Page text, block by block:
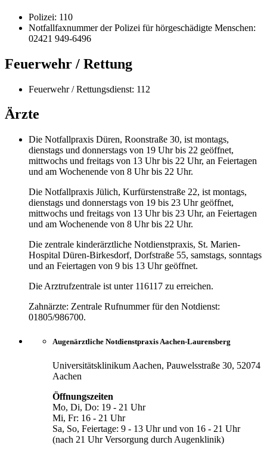
Polizei: 110
Notfallfaxnummer der Polizei für hörgeschädigte Menschen:
02421 949-6496
Feuerwehr / Rettung
Feuerwehr / Rettungsdienst: 112
Ärzte
Die Notfallpraxis Düren, Roonstraße 30, ist montags,
dienstags und donnerstags von 19 Uhr bis 22 geöffnet,
mittwochs und freitags von 13 Uhr bis 22 Uhr, an Feiertagen
und am Wochenende von 8 Uhr bis 22 Uhr.
Die Notfallpraxis Jülich, Kurfürstenstraße 22, ist montags,
dienstags und donnerstags von 19 bis 23 Uhr geöffnet,
mittwochs und freitags von 13 Uhr bis 23 Uhr, an Feiertagen
und am Wochenende von 8 Uhr bis 22 Uhr.
Die zentrale kinderärztliche Notdienstpraxis, St. Marien-
Hospital Düren-Birkesdorf, Dorfstraße 55, samstags, sonntags
und an Feiertagen von 9 bis 13 Uhr geöffnet.
Die Arztrufzentrale ist unter 116117 zu erreichen.
Zahnärzte: Zentrale Rufnummer für den Notdienst:
01805/986700.
Augenärztliche Notdienstpraxis Aachen-Laurensberg
Universitätsklinikum Aachen, Pauwelsstraße 30, 52074
Aachen
Öffnungszeiten
Mo, Di, Do: 19 - 21 Uhr
Mi, Fr: 16 - 21 Uhr
Sa, So, Feiertage: 9 - 13 Uhr und von 16 - 21 Uhr
(nach 21 Uhr Versorgung durch Augenklinik)